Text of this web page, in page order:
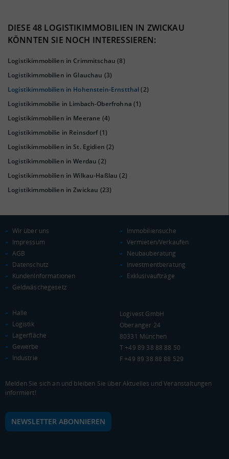
40%
Euro pro Kopf
Kaufkraftindex
21.056 €
Landkreis / Kreisfreie Stadt
Bundesland
Deutschland
WIRTSCHAFTSKRAFT (STAND: 2018)
BRUTTOINLANDSPRODUKT
(LANDKREIS / KREISFREIE STADT)
Gesamt BIP je Erwerbstätigen BIP je Einwohner
9.859.244 Tsd. €
BRUTTOWERTSCHÖPFUNG
DIESE 48 LOGISTIKIMMOBILIEN IN ZWICKAU
KÖNNTEN SIE NOCH INTERESSIEREN:
Logistikimmobilien in Crimmitschau (8)
Logistikimmobilien in Glauchau (3)
Logistikimmobilien in Hohenstein-Ernstthal(2)
Logistikimmobilie in Limbach-Oberfrohna (1)
Logistikimmobilien in Meerane (4)
Logistikimmobilie in Reinsdorf(1)
Logistikimmobilien in St. Egidien (2)
Logistikimmobilien in Werdau (2)
Logistikimmobilien in Wilkau-Haßlau (2)
Logistikimmobilien in Zwickau (23)
Wir über uns
Impressum
AGB
Datenschutz
KundenInformationen
Geldwäschegesetz
Immobiliensuche
Vermieten/Verkaufen
Neubauberatung
Investmentberatung
Exklusivaufträge
Halle
Logistik
Lagerfläche
Gewerbe
Industrie
Logivest GmbH
Oberanger 24
80331 München
T +49 89 38 88 88 50
F +49 89 38 88 88 529
Melden Sie sich an und bleiben Sie über Aktuelles und Veranstaltungen
informiert!
NEWSLETTER ABONNIEREN